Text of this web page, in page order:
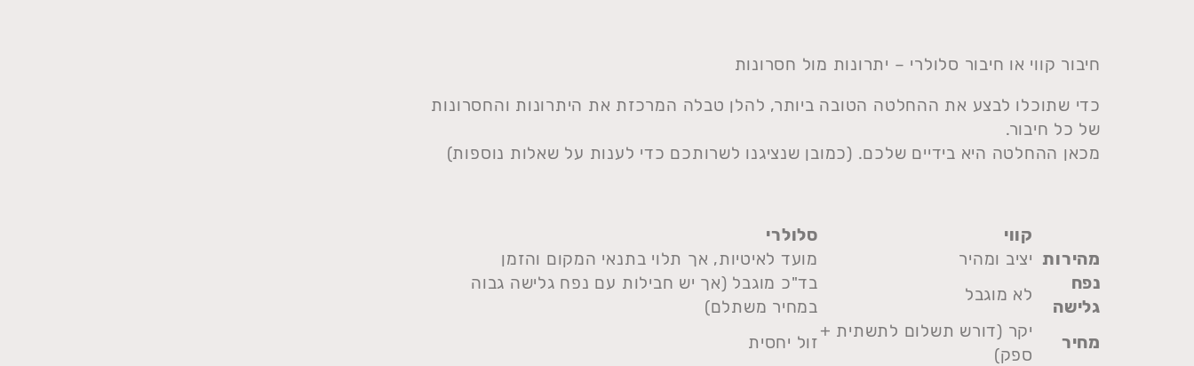
חיבור קווי או חיבור סלולרי – יתרונות מול חסרונות
כדי שתוכלו לבצע את ההחלטה הטובה ביותר, להלן טבלה המרכזת את היתרונות והחסרונות
של כל חיבור.
מכאן ההחלטה היא בידיים שלכם. (כמובן שנציגנו לשרותכם כדי לענות על שאלות נוספות)
קווי
סלולרי
מהירות יציב ומהיר
מועד לאיטיות, אך תלוי בתנאי המקום והזמן
נפח
גלישה
לא מוגבל
בד"כ מוגבל (אך יש חבילות עם נפח גלישה גבוה
במחיר משתלם)
מחיר
יקר (דורש תשלום לתשתית +
ספק)
זול יחסית